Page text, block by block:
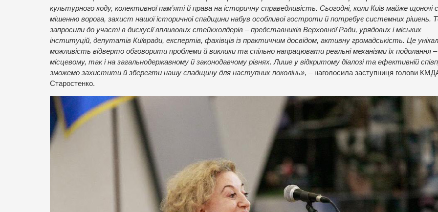
культурного коду, колективної пам’яті й права на історичну справедливість. Сьогодні, коли Київ майже щоночі
мішенню ворога, захист нашої історичної спадщини набув особливої гостроти й потребує системних рішень.
запросили до участі в дискусії впливових стейкхолдерів – представників Верховної Ради, урядових і міських
інституцій, депутатів Київради, експертів, фахівців із практичним досвідом, активну громадськість. Це
можливість відверто обговорити проблеми й виклики та спільно напрацювати реальні механізми їх подолання
місцевому, так і на загальнодержавному й законодавчому рівнях. Лише у відкритому діалозі та ефективній
зможемо захистити й зберегти нашу спадщину для наступних поколінь», – наголосила заступниця голови
Старостенко.